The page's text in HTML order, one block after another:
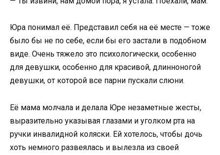
Юра понимал её. Представил себя на её месте — тоже
было бы не по себе, если бы его застали в подобном
виде. Очень тяжело это психологически, особенно
для девушки, особенно для красивой, длинноногой
девушки, от которой все парни пускали слюни.
Её мама молчала и делала Юре незаметные жесты,
выразительно указывая глазами и уголком рта на
ручки инвалидной коляски. Ей хотелось, чтобы дочь
хоть немного развеялась и вылезла из своей